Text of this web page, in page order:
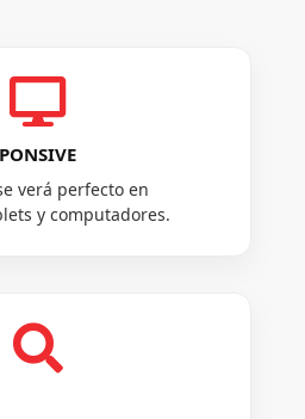

verá perfecto en
y computadores.
